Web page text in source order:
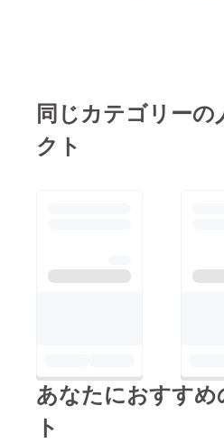
同じカテゴリーの
クト
あなたにおすすめ
ト